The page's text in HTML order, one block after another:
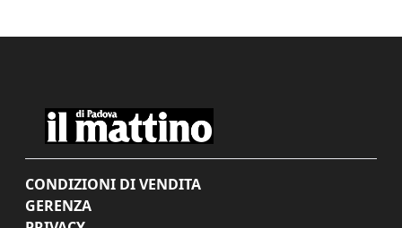
CONDIZIONI DI VENDITA
GERENZA